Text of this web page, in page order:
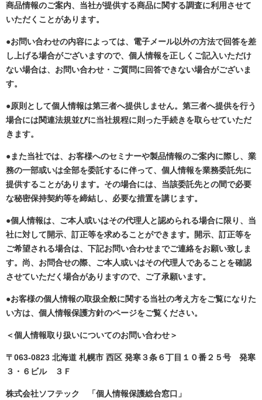
商品情報のご案内、当社が提供する商品に関する調査に利用させて
いただくことがあります。
●お問い合わせの内容によっては、電子メール以外の方法で回答を差
し上げる場合がございますので、個人情報を正しくご記入いただけ
ない場合は、お問い合わせ・ご質問に回答できない場合がございま
す。
●原則として個人情報は第三者へ提供しません。第三者へ提供を行う
場合には関連法規並びに当社規程に則った手続きを取らせていただ
きます。
●また当社では、お客様へのセミナーや製品情報のご案内に際し、業
務の一部或いは全部を委託するに伴って、個人情報を業務委託先に
提供することがあります。その場合には、当該委託先との間で必要
な秘密保持契約等を締結し、必要な措置を講じます。
●個人情報は、ご本人或いはその代理人と認められる場合に限り、当
社に対して開示、訂正等を求めることができます。開示、訂正等を
ご希望される場合は、下記お問い合わせまでご連絡をお願い致しま
す。尚、お問合せの際、ご本人或いはその代理人であることを確認
させていただく場合がありますので、ご了承願います。
●お客様の個人情報の取扱全般に関する当社の考え方をご覧になりた
い方は、個人情報保護方針のページをご覧ください。
＜個人情報取り扱いについてのお問い合わせ＞
〒063-0823 北海道 札幌市 西区 発寒３条６丁目１０番２５号 発寒
３・６ビル ３Ｆ
株式会社ソフテック 「個人情報保護総合窓口」